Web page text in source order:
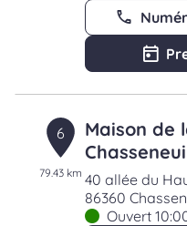
6
79.43 km
Maison de
40 allée du
86360
Ouvert